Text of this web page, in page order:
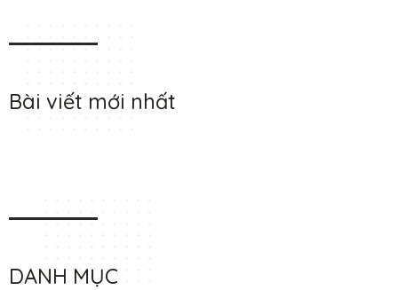
Bài viết mới nhất
DANH MỤC